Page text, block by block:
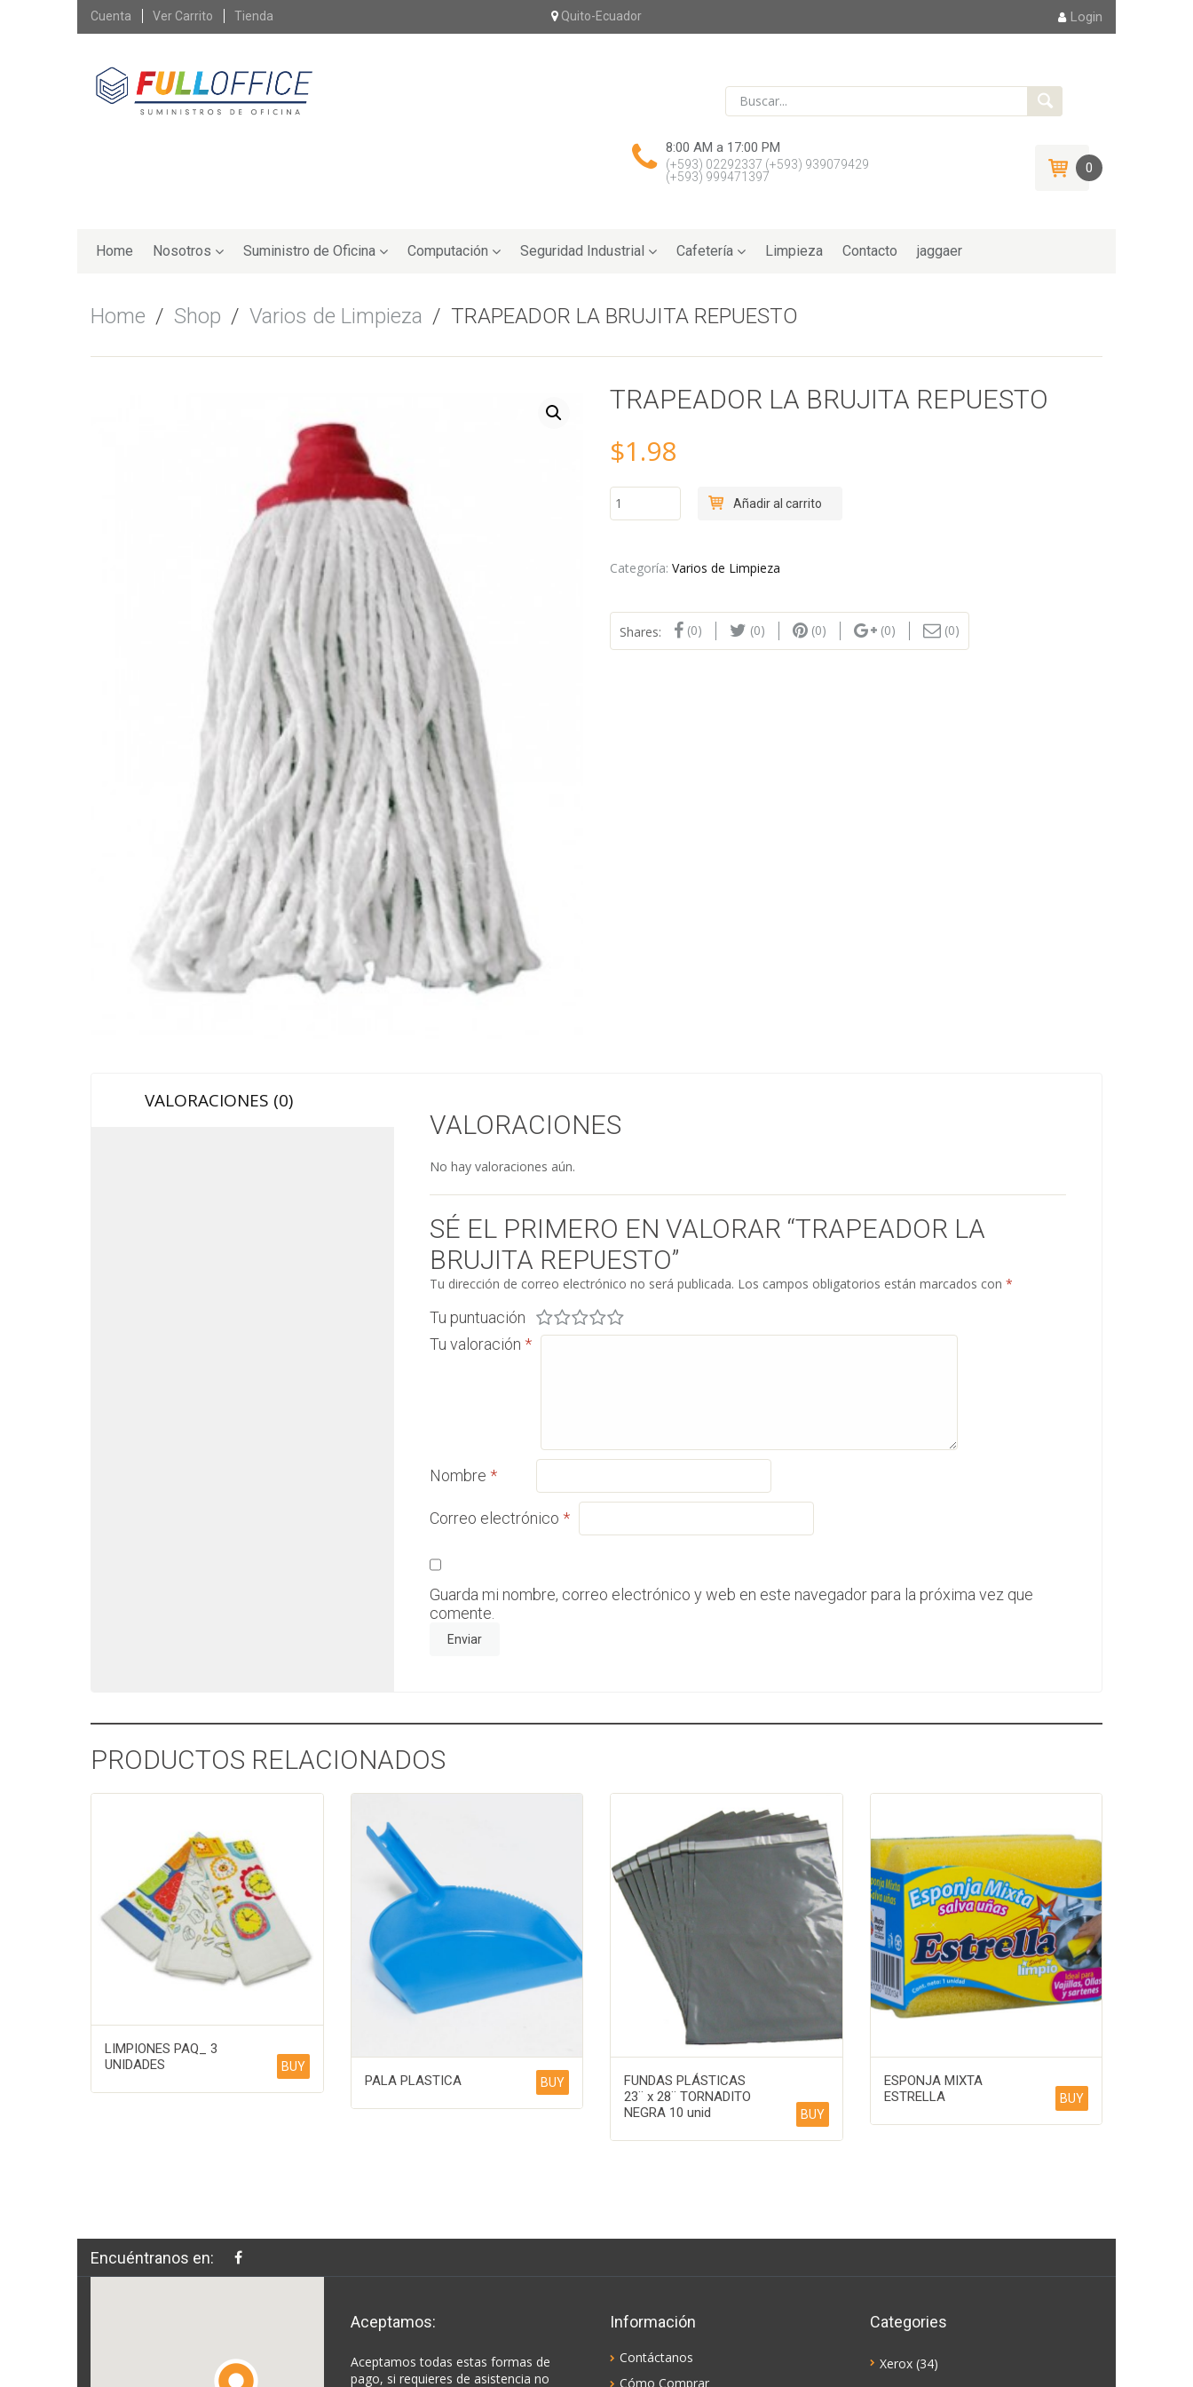
Skip
Cuenta Ver Carrito Tienda Quito-Ecuador Login
8:00 AM a 17:00 PM
(+593) 02292337 (+593) 939079429
(+593) 999471397
0
to
Home Nosotros Suministro de Oficina Computación Seguridad Industrial Cafetería Limpieza Contacto jaggaer
Home / Shop / Varios de Limpieza / TRAPEADOR LA BRUJITA REPUESTO
TRAPEADOR LA BRUJITA REPUESTO
$1.98
TRAPEADOR
LA
cantidad
Añadir al carrito
Categoría: Varios de Limpieza
Shares: (0) (0) (0) (0) (0)
VALORACIONES (0)
VALORACIONES
No hay valoraciones aún.
SÉ EL PRIMERO EN VALORAR “TRAPEADOR LA
BRUJITA REPUESTO”
Tu dirección de correo electrónico no será publicada. Los campos obligatorios están marcados con*
Tu puntuación
Tu valoración*
Nombre*
Correo electrónico*
Guarda mi nombre, correo electrónico y web en este navegador para la próxima vez que
comente.
PRODUCTOS RELACIONADOS
LIMPIONES PAQ_ 3
UNIDADES
BUY
PALA PLASTICA BUY
FUNDAS PLÁSTICAS
23¨ x 28¨ TORNADITO
NEGRA 10 unid
BUY
ESPONJA MIXTA
ESTRELLA
BUY
Encuéntranos en:
Aceptamos:
Aceptamos todas estas formas de
pago, si requieres de asistencia no
Información
Contáctanos
Cómo Comprar
Categories
Xerox (34)